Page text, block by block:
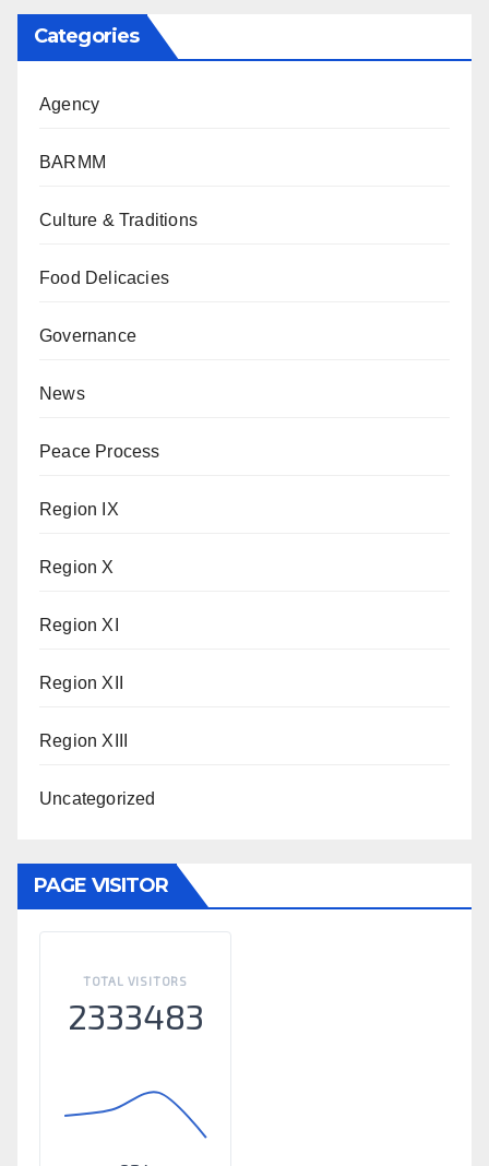
Categories
Agency
BARMM
Culture & Traditions
Food Delicacies
Governance
News
Peace Process
Region IX
Region X
Region XI
Region XII
Region XIII
Uncategorized
PAGE VISITOR
TOTAL VISITORS
2333483